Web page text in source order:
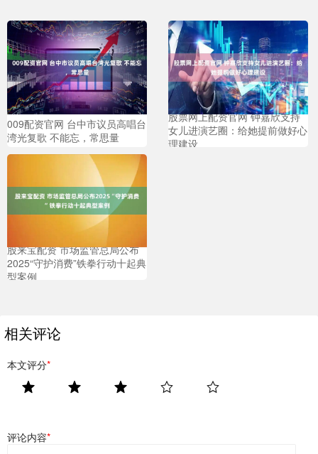
009配资官网 台中市议员高唱台
湾光复歌 不能忘，常思量
股票网上配资官网 钟嘉欣支持
女儿进演艺圈：给她提前做好心
理建设
股来宝配资 市场监管总局公布
2025“守护消费”铁拳行动十起典
型案例
相关评论
本文评分*
评论内容*